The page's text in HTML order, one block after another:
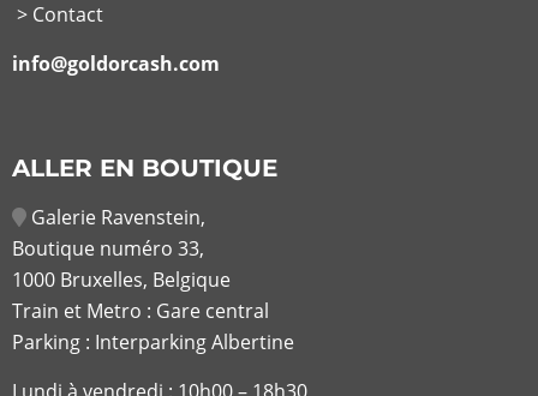
> Contact
info@goldorcash.com
ALLER EN BOUTIQUE
Galerie Ravenstein,
Boutique numéro 33,
1000 Bruxelles, Belgique
Train et Metro : Gare central
Parking : Interparking Albertine
Lundi à vendredi : 10h00 – 18h30